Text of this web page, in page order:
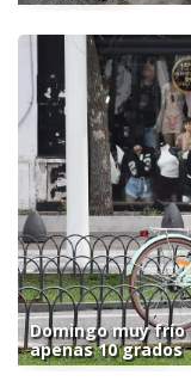
Domingo muy frío
apenas 10 grados